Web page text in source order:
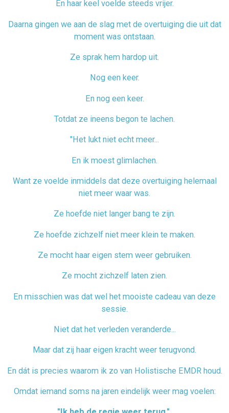
En haar keel voelde steeds vrijer.
Daarna gingen we aan de slag met de overtuiging die uit dat
moment was ontstaan.
Ze sprak hem hardop uit.
Nog een keer.
En nog een keer.
Totdat ze ineens begon te lachen.
"Het lukt niet echt meer...
En ik moest glimlachen.
Want ze voelde inmiddels dat deze overtuiging helemaal
niet meer waar was.
Ze hoefde niet langer bang te zijn.
Ze hoefde zichzelf niet meer klein te maken.
Ze mocht haar eigen stem weer gebruiken.
Ze mocht zichzelf laten zien.
En misschien was dat wel het mooiste cadeau van deze
sessie.
Niet dat het verleden veranderde...
Maar dat zij haar eigen kracht weer terugvond.
En dát is precies waarom ik zo van Holistische EMDR houd.
Omdat iemand soms na jaren eindelijk weer mag voelen: